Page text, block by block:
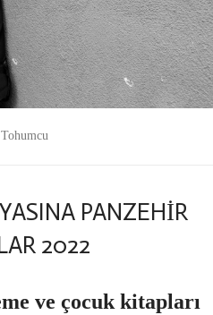
PANZEHİR
2022
ve çocuk kitapları